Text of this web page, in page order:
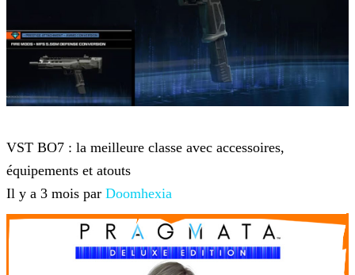
VST BO7 : la meilleure classe avec accessoires,
équipements et atouts
Il y a 3 mois par Doomhexia